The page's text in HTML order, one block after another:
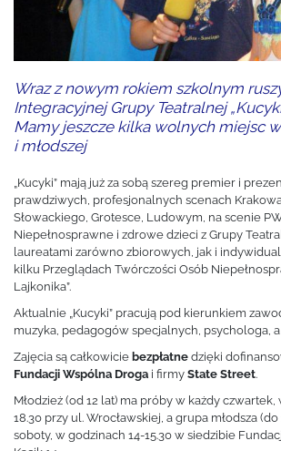
Wraz z nowym rokiem szkolnym
Integracyjnej Grupy Teatralnej
Mamy jeszcze kilka wolnych miejsc
i młodszej
„Kucyki” mają już za sobą szereg premier i
prawdziwych, profesjonalnych scenach
Słowackiego, Grotesce, Ludowym, na scenie
Niepełnosprawne i zdrowe dzieci z Grupy
laureatami zarówno zbiorowych, jak i
kilku Przeglądach Twórczości Osób
Lajkonika”.
Aktualnie „Kucyki” pracują pod kierunkiem
muzyka, pedagogów specjalnych, psychologa,
Zajęcia są całkowicie bezpłatne dzięki
Fundacji Wspólna Droga i firmy State Street.
Młodzież (od 12 lat) ma próby w każdy czwartek,
18.30 przy ul. Wrocławskiej, a grupa młodsza
soboty, w godzinach 14-15.30 w siedzibie